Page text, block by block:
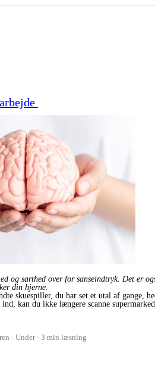
og sarthed over for sanseindtryk. Det er
din hjerne.
skuespiller, du har set et utal af gange,
kan du ikke længere scanne
Under 3 min læsning